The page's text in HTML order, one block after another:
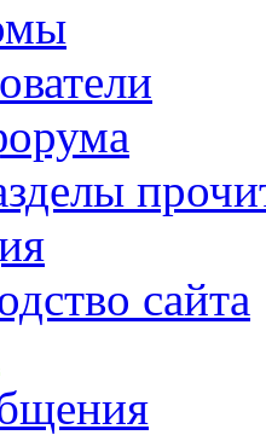
сайта